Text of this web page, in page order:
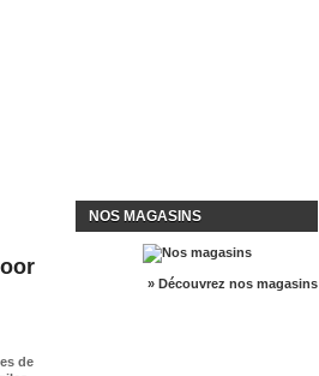
de
NOS MAGASINS
» Découvrez nos magasins